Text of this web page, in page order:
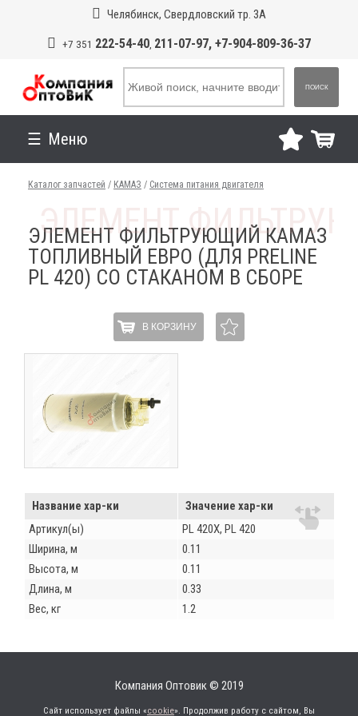
Челябинск, Свердловский тр. 3А
+7 351 222-54-40, 211-07-97, +7-904-809-36-37
ПОИСК
Меню
Каталог запчастей / КАМАЗ / Система питания двигателя
ЭЛЕМЕНТ ФИЛЬТРУЮЩИЙ КАМАЗ
ТОПЛИВНЫЙ ЕВРО (ДЛЯ PRELINE
PL 420) СО СТАКАНОМ В СБОРЕ
В КОРЗИНУ
Название хар-ки
Значение хар-ки
Артикул(ы)
PL 420X, PL 420
Ширина, м
0.11
Высота, м
0.11
Длина, м
0.33
Вес, кг
1.2
Компания Оптовик © 2019
Сайт использует файлы «cookie». Продолжив работу с сайтом, Вы